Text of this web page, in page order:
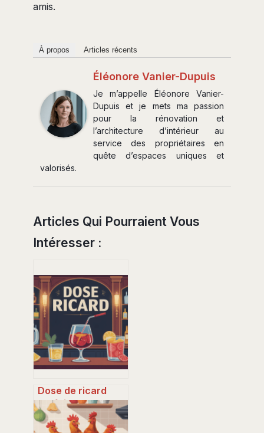
amis.
À propos Articles récents
Éléonore Vanier-Dupuis
Je m’appelle Éléonore Vanier-
Dupuis et je mets ma passion
pour la rénovation et
l’architecture d’intérieur au
service des propriétaires en
quête d’espaces uniques et
valorisés.
Articles Qui Pourraient Vous
Intéresser :
Dose de ricard
parfaite pour
l’apéritif :
quantités,